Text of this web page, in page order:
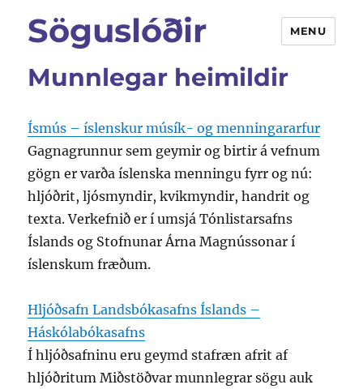
Söguslóðir MENU
Munnlegar heimildir
Ísmús – íslenskur músík- og menningararfur
Gagnagrunnur sem geymir og birtir á vefnum
gögn er varða íslenska menningu fyrr og nú:
hljóðrit, ljósmyndir, kvikmyndir, handrit og
texta. Verkefnið er í umsjá Tónlistarsafns
Íslands og Stofnunar Árna Magnússonar í
íslenskum fræðum.
Hljóðsafn Landsbókasafns Íslands –
Háskólabókasafns
Í hljóðsafninu eru geymd stafræn afrit af
hljóðritum Miðstöðvar munnlegrar sögu auk